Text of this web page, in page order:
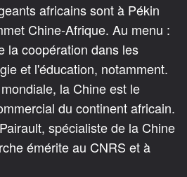
africains sont à Pékin
Chine-Afrique. Au menu :
la coopération dans les
et l'éducation, notamment.
la Chine est le
du continent africain.
spécialiste de la Chine
émérite au CNRS et à